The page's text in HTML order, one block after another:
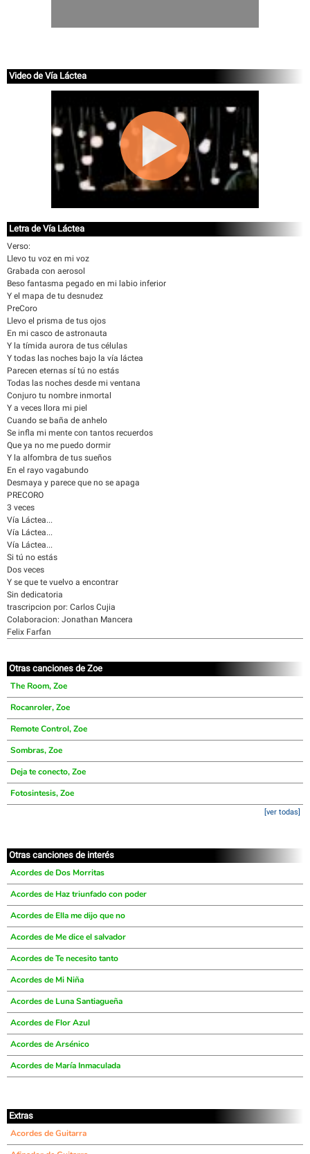
Video de Vía Láctea
Letra de Vía Láctea
Verso:
Llevo tu voz en mi voz
Grabada con aerosol
Beso fantasma pegado en mi labio inferior
Y el mapa de tu desnudez
PreCoro
Llevo el prisma de tus ojos
En mi casco de astronauta
Y la tímida aurora de tus células
Y todas las noches bajo la vía láctea
Parecen eternas sí tú no estás
Todas las noches desde mi ventana
Conjuro tu nombre inmortal
Y a veces llora mi piel
Cuando se baña de anhelo
Se infla mi mente con tantos recuerdos
Que ya no me puedo dormir
Y la alfombra de tus sueños
En el rayo vagabundo
Desmaya y parece que no se apaga
PRECORO
3 veces
Vía Láctea...
Vía Láctea...
Vía Láctea...
Si tú no estás
Dos veces
Y se que te vuelvo a encontrar
Sin dedicatoria
trascripcion por: Carlos Cujia
Colaboracion: Jonathan Mancera
Felix Farfan
Otras canciones de Zoe
The Room, Zoe
Rocanroler, Zoe
Remote Control, Zoe
Sombras, Zoe
Deja te conecto, Zoe
Fotosintesis, Zoe
[ver todas]
Otras canciones de interés
Acordes de Dos Morritas
Acordes de Haz triunfado con poder
Acordes de Ella me dijo que no
Acordes de Me dice el salvador
Acordes de Te necesito tanto
Acordes de Mi Niña
Acordes de Luna Santiagueña
Acordes de Flor Azul
Acordes de Arsénico
Acordes de María Inmaculada
Extras
Acordes de Guitarra